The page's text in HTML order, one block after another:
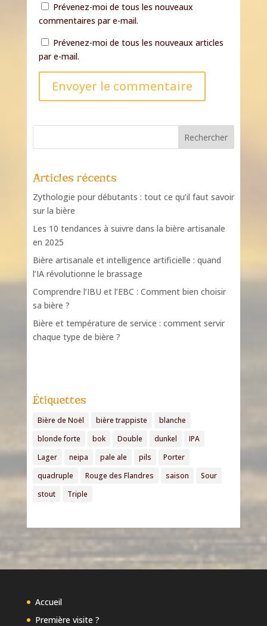
Prévenez-moi de tous les nouveaux
commentaires par e-mail.
Prévenez-moi de tous les nouveaux articles
par e-mail.
Envoyer le commentaire
Articles récents
Zythologie pour débutants : tout ce qu’il faut savoir
sur la bière
Les 10 tendances à suivre dans la bière artisanale
en 2025
Bière artisanale et intelligence artificielle : quand
l’IA révolutionne le brassage
Comprendre l’IBU et l’EBC : Comment bien choisir
sa bière ?
Bière et température de service : comment servir
chaque type de bière ?
Étiquettes
Bière de Noël bière trappiste
blanche
blonde forte
bok Double dunkel
IPA
Lager
neipa pale ale pils
Porter
quadruple
Rouge des Flandres saison
Sour
stout
Triple
Accueil
Première visite ?